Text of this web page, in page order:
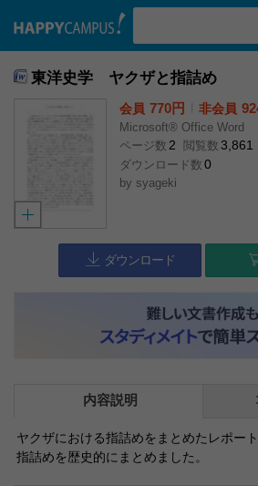
東洋史学 ヤクザと指詰め
会員 770円 非会員
Microsoft® Office Word
ページ数 2 閲覧数 3,861
ダウンロード数 0
by syageki
ダウンロード
内容説明
ヤクザにおける指詰めをまとめたレポート
指詰めを歴史的にまとめました。